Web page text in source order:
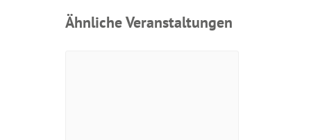
Ähnliche Veranstaltungen